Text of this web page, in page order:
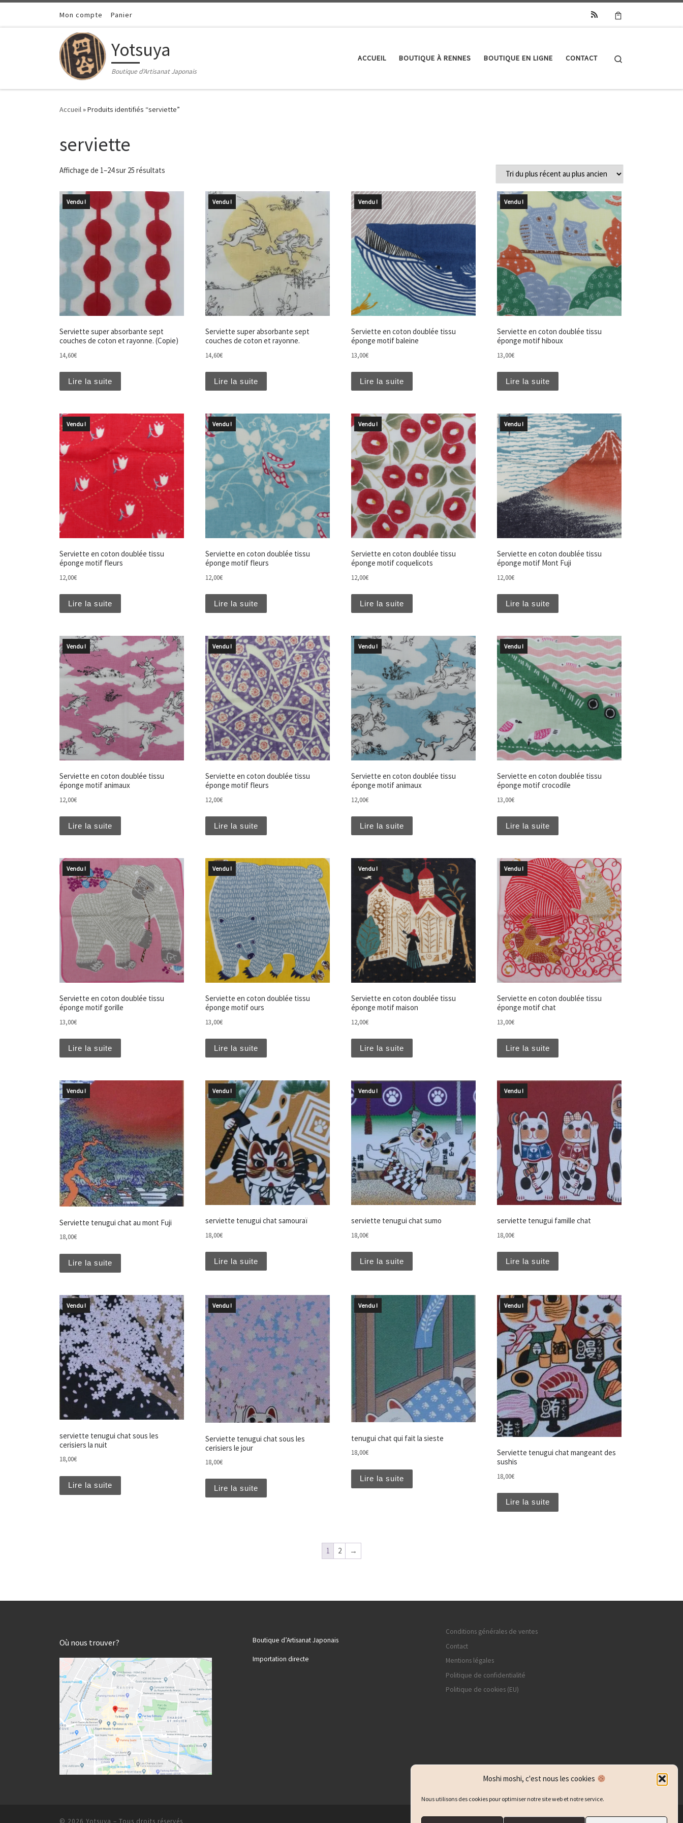
Moshi moshi, c'est nous les cookies
Nous utilisons des cookies pour optimiser notre site web et notre service.
Passer au contenuMon compte Panier
Yotsuya
Boutique d'Artisanat Japonais
ACCUEIL BOUTIQUE À RENNES BOUTIQUE EN LIGNE CONTACT
Accueil»Produits identifiés “serviette”
serviette
Affichage de 1–24 sur 25 résultats
Vendu !
Serviette super absorbante sept
couches de coton et rayonne. (Copie)
14,60€
Lire la suite
Vendu !
Serviette super absorbante sept
couches de coton et rayonne.
14,60€
Lire la suite
Vendu !
Serviette en coton doublée tissu
éponge motif baleine
13,00€
Lire la suite
Vendu !
Serviette en coton doublée tissu
éponge motif hiboux
13,00€
Lire la suite
Vendu !
Serviette en coton doublée tissu
éponge motif fleurs
12,00€
Lire la suite
Vendu !
Serviette en coton doublée tissu
éponge motif fleurs
12,00€
Lire la suite
Vendu !
Serviette en coton doublée tissu
éponge motif coquelicots
12,00€
Lire la suite
Vendu !
Serviette en coton doublée tissu
éponge motif Mont Fuji
12,00€
Lire la suite
Vendu !
Serviette en coton doublée tissu
éponge motif animaux
12,00€
Lire la suite
Vendu !
Serviette en coton doublée tissu
éponge motif fleurs
12,00€
Lire la suite
Vendu !
Serviette en coton doublée tissu
éponge motif animaux
12,00€
Lire la suite
Vendu !
Serviette en coton doublée tissu
éponge motif crocodile
13,00€
Lire la suite
Vendu !
Serviette en coton doublée tissu
éponge motif gorille
13,00€
Lire la suite
Vendu !
Serviette en coton doublée tissu
éponge motif ours
13,00€
Lire la suite
Vendu !
Serviette en coton doublée tissu
éponge motif maison
12,00€
Lire la suite
Vendu !
Serviette en coton doublée tissu
éponge motif chat
13,00€
Lire la suite
Vendu !
Serviette tenugui chat au mont Fuji
18,00€
Lire la suite
Vendu !
serviette tenugui chat samouraï
18,00€
Lire la suite
Vendu !
serviette tenugui chat sumo
18,00€
Lire la suite
Vendu !
serviette tenugui famille chat
18,00€
Lire la suite
Vendu !
serviette tenugui chat sous les
cerisiers la nuit
18,00€
Lire la suite
Vendu !
Serviette tenugui chat sous les
cerisiers le jour
18,00€
Lire la suite
Vendu !
tenugui chat qui fait la sieste
18,00€
Lire la suite
Vendu !
Serviette tenugui chat mangeant des
sushis
18,00€
Lire la suite
1 2 →
Où nous trouver? Boutique d’Artisanat Japonais
Importation directe
Conditions générales de ventes
Contact
Mentions légales
Politique de confidentialité
Politique de cookies (EU)